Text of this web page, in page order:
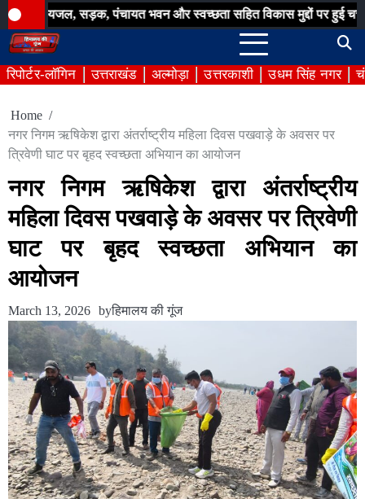
Skip
to
content
सड़क, पंचायत भवन और स्वच्छता सहित विकास मुद्दों पर हुई चर्चा बिना
रिपोर्टर-लॉगिन उत्तराखंड अल्मोड़ा उत्तरकाशी उधम सिंह नगर
Home
नगर निगम ऋषिकेश द्वारा अंतर्राष्ट्रीय महिला दिवस पखवाड़े के अवसर पर
त्रिवेणी घाट पर बृहद स्वच्छता अभियान का आयोजन
नगर निगम ऋषिकेश द्वारा अंतर्राष्ट्रीय
महिला दिवस पखवाड़े के अवसर पर त्रिवेणी
घाट पर बृहद स्वच्छता अभियान का
आयोजन
March 13, 2026 byहिमालय की गूंज